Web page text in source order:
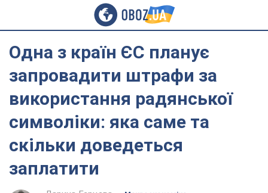
Одна з країн ЄС планує
запровадити штрафи за
використання радянської
символіки: яка саме та
скільки доведеться
заплатити